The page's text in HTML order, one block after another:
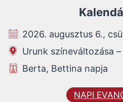
2026. augusztus 6.,
Urunk színeváltozása
Berta, Bettina napja
NAPI